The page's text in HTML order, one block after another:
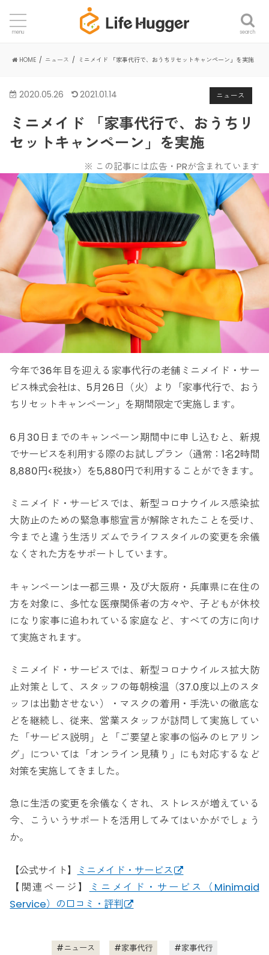
search
menu
HOME ニュース ミニメイド 「家事代行で、おうちリセットキャンペーン」を実施
ニュース
2020.05.26 2021.01.14
ミニメイド 「家事代行で、おうちリ
セットキャンペーン」を実施
※ この記事には広告・PRが含まれています
今年で36年目を迎える家事代行の老舗ミニメイド・サー
ビス株式会社は、5月26日（火）より「家事代行で、おう
ちリセットキャンペーン」を期間限定で実施します。
6月30日までのキャンペーン期間中に申し込むと、新規
でサービスを利用する際のお試しプラン（通常：1名2時間
8,880円<税抜>）を5,880円で利用することができます。
ミニメイド・サービスでは、新型コロナウイルス感染拡
大防止のための緊急事態宣言が解除されたことを受け、
今までと違う生活リズムでライフスタイルの変更を余儀
なくされた方をサポートしています。
キャンペーンは一都三県・及び大阪府・兵庫県に在住の
方を対象に、多忙な医療関係者の方々や、子どもが休校
になり家事に追われている家庭など、すべての方に向け
て実施されます。
ミニメイド・サービスでは、新型コロナウイルス拡大防
止対策として、スタッフの毎朝検温（37.0度以上のスタ
ッフは出勤させない）・マスクの着用・手洗いの徹底な
どを継続し、従来、営業スタッフが訪問して実施してい
た「サービス説明」と「ご要望と家事の悩みのヒアリン
グ」については「オンライン見積り」にも対応するなど
対策を実施してきました。
急に生活の変更を余儀なくされ、ストレスが増えている
今、こういうサポートを活用してみてはいかがでしょう
か。
【公式サイト】
ミニメイド・サービス
【関連ページ】
ミニメイド・サービス（Minimaid
Service）の口コミ・評判
ニュース 家事代行
家事代行